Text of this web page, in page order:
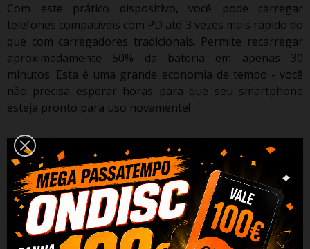
Com este prático dispositivo, você pode carregar
telefones compatíveis com PD até 3 vezes mais rápido do
que com carregadores tradicionais. Permite recarregar
aproximadamente 50% da bateria em apenas 30
minutos. Esta é uma grande economia de tempo - você
não precisa esperar horas para que seu smartphone
esteja pronto para uso novamente!